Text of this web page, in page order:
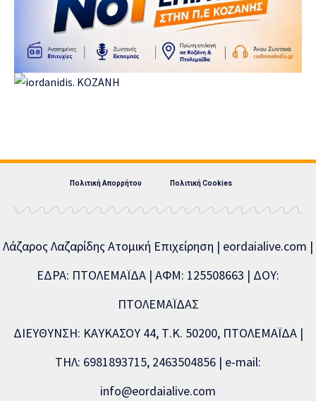
Πολιτική Απορρήτου Πολιτική Cookies
Λάζαρος Λαζαρίδης Ατομική Επιχείρηση | eordaialive.com |
ΕΔΡΑ: ΠΤΟΛΕΜΑΪΔΑ | ΑΦΜ: 125508663 | ΔΟΥ:
ΠΤΟΛΕΜΑΪΔΑΣ
ΔΙΕΥΘΥΝΣΗ: ΚΑΥΚΑΣΟΥ 44, Τ.Κ. 50200, ΠΤΟΛΕΜΑΪΔΑ |
ΤΗΛ: 6981893715, 2463504856 | e-mail:
info@eordaialive.com